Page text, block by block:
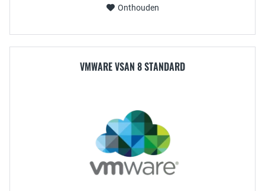
Onthouden
VMWARE VSAN 8 STANDARD